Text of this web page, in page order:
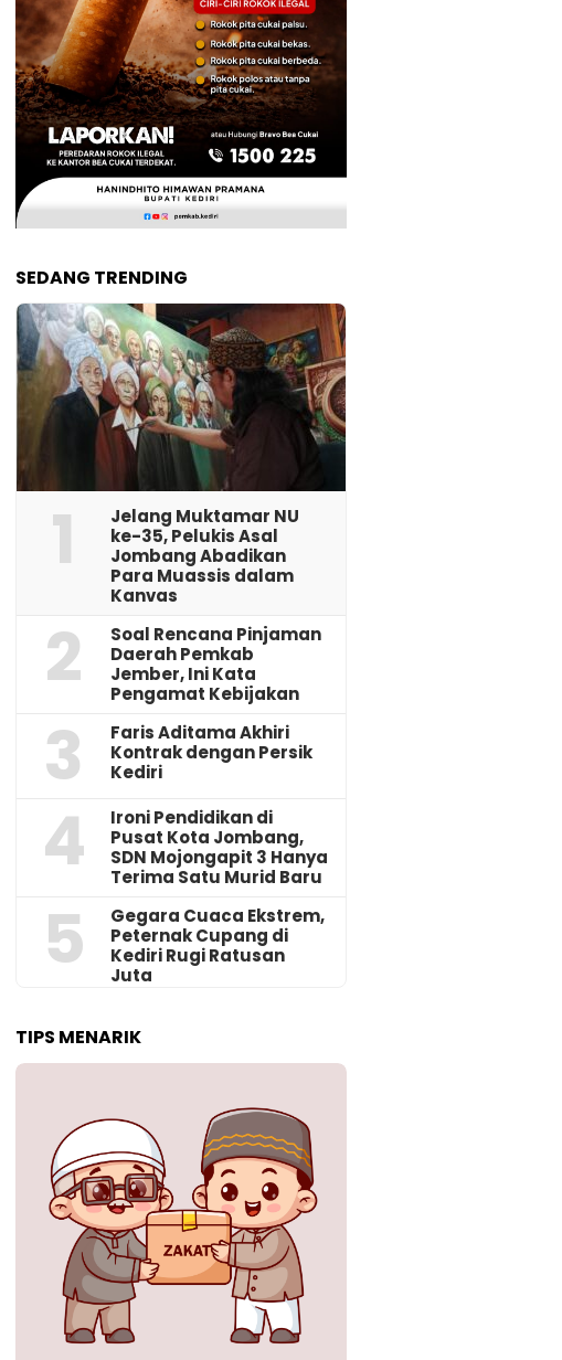
SEDANG TRENDING
1
Jelang Muktamar NU
ke-35, Pelukis Asal
Jombang Abadikan
Para Muassis dalam
Kanvas
2
‎Soal Rencana Pinjaman
Daerah Pemkab
Jember, Ini Kata
Pengamat Kebijakan ‎
3
Faris Aditama Akhiri
Kontrak dengan Persik
Kediri
4
Ironi Pendidikan di
Pusat Kota Jombang,
SDN Mojongapit 3 Hanya
Terima Satu Murid Baru
5
‎Gegara Cuaca Ekstrem,
Peternak Cupang di
Kediri Rugi Ratusan
Juta
TIPS MENARIK